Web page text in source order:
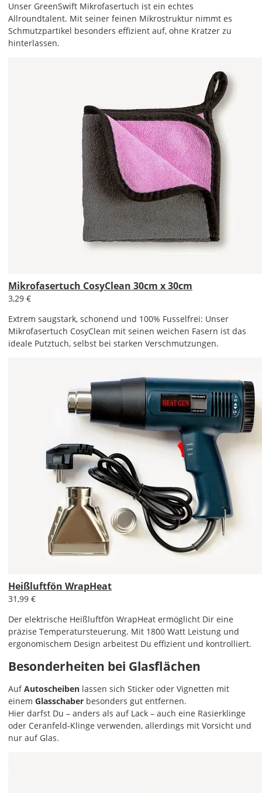
Unser GreenSwift Mikrofasertuch ist ein echtes
Allroundtalent. Mit seiner feinen Mikrostruktur nimmt es
Schmutzpartikel besonders effizient auf, ohne Kratzer zu
hinterlassen.
Mikrofasertuch CosyClean 30cm x 30cm
3,29 €
Extrem saugstark, schonend und 100% Fusselfrei: Unser
Mikrofasertuch CosyClean mit seinen weichen Fasern ist das
ideale Putztuch, selbst bei starken Verschmutzungen.
Heißluftfön WrapHeat
31,99 €
Der elektrische Heißluftfön WrapHeat ermöglicht Dir eine
präzise Temperatursteuerung. Mit 1800 Watt Leistung und
ergonomischem Design arbeitest Du effizient und kontrolliert.
Besonderheiten bei Glasflächen
AufAutoscheiben lassen sich Sticker oder Vignetten mit
einem Glasschaber besonders gut entfernen.
Hier darfst Du – anders als auf Lack – auch eine Rasierklinge
oder Ceranfeld-Klinge verwenden, allerdings mit Vorsicht und
nur auf Glas.